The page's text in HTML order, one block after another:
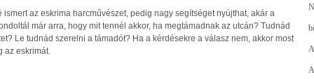
ismert az eskrima harcművészet, pedig nagy segítséget nyújthat, akár a
már arra, hogy mit tennél akkor, ha megtámadnak az utcán? Tudnád
Le tudnád szerelni a támadót? Ha a kérdésekre a válasz nem, akkor most
az eskrimát.